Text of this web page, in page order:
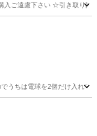
入ご遠慮下さい ☆引き取り
うちは電球を2個だけ入れ